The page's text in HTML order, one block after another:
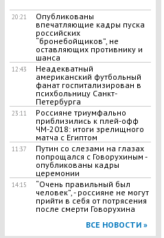
20:21
Опубликованы
впечатляющие кадры пуска
российских
“бронебойщиков”, не
оставляющих противнику и
шанса
12:43
Неадекватный
американский футбольный
фанат госпитализирован в
психбольницу Санкт-
Петербурга
23:11
Россияне триумфально
приблизились к плей-офф
ЧМ-2018: итоги зрелищного
матча с Египтом
11:37
Путин со слезами на глазах
попрощался с Говорухиным -
опубликованы кадры
церемонии
14:15
​“Очень правильный был
человек”, - россияне не могут
прийти в себя от потрясения
после смерти Говорухина
ВСЕ НОВОСТИ »